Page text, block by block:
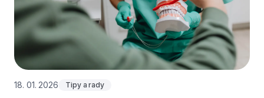
18. 01. 2026 Tipy a rady